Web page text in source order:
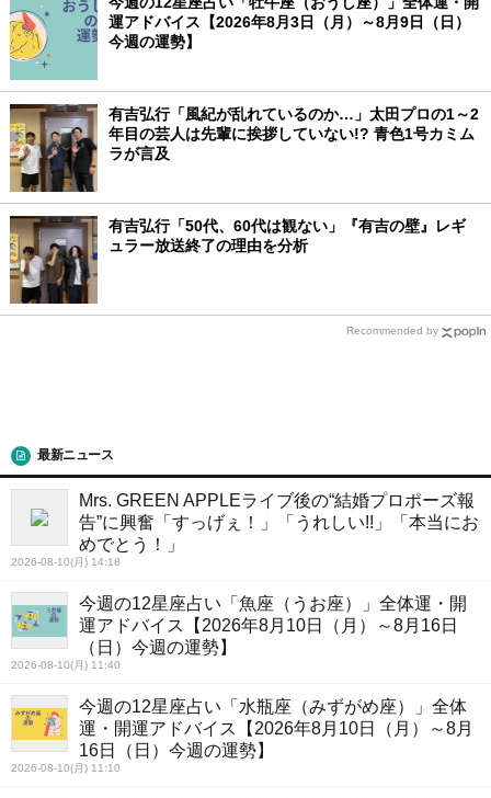
運アドバイス【2026年8月3日（月）～8月9日（日）
今週の運勢】
有吉弘行「風紀が乱れているのか…」太田プロの1～2
年目の芸人は先輩に挨拶していない!? 青色1号カミム
ラが言及
有吉弘行「50代、60代は観ない」『有吉の壁』レギ
ュラー放送終了の理由を分析
Recommended by
最新ニュース
Mrs. GREEN APPLEライブ後の“結婚プロポーズ報
告”に興奮「すっげぇ！」「うれしい!!」「本当にお
めでとう！」
2026-08-10(月) 14:18
今週の12星座占い「魚座（うお座）」全体運・開
運アドバイス【2026年8月10日（月）～8月16日
（日）今週の運勢】
2026-08-10(月) 11:40
今週の12星座占い「水瓶座（みずがめ座）」全体
運・開運アドバイス【2026年8月10日（月）～8月
16日（日）今週の運勢】
2026-08-10(月) 11:10